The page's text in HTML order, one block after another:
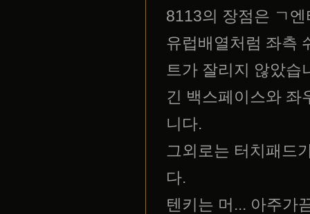
8113의 장점은 ㄱ
유럽배열처럼 좌측
트가 잘리지 않았습
긴 백스페이스와 좌
니다.
그외로는 터치패드
다.
텐키는 머... 아주가